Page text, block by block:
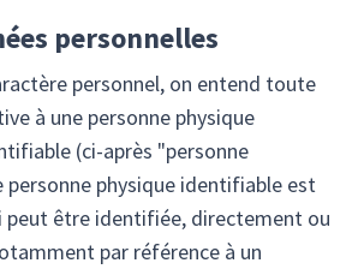
personnelles
personnel, on entend toute
à une personne physique
(ci-après "personne
personne physique identifiable est
peut être identifiée, directement ou
par référence à un